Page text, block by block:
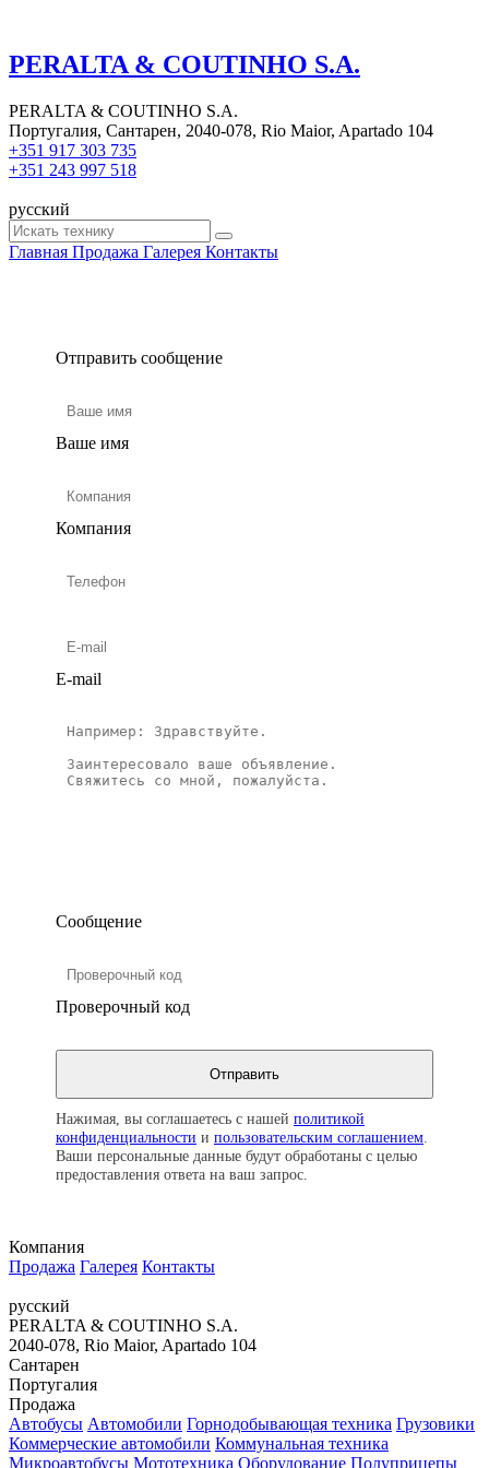
PERALTA & COUTINHO S.A.
PERALTA & COUTINHO S.A.
Португалия, Сантарен, 2040-078, Rio Maior, Apartado 104
+351 917 303 735
+351 243 997 518
русский
Главная Продажа Галерея Контакты
Отправить сообщение
Ваше имя
Компания
E-mail
Сообщение
Проверочный код
Нажимая, вы соглашаетесь с нашей политикой
конфиденциальности и пользовательским соглашением
Ваши персональные данные будут обработаны с целью
предоставления ответа на ваш запрос.
Компания
Продажа Галерея Контакты
русский
PERALTA & COUTINHO S.A.
2040-078, Rio Maior, Apartado 104
Сантарен
Португалия
Продажа
Автобусы Автомобили Горнодобывающая техника Грузовики
Коммерческие автомобили Коммунальная техника
Микроавтобусы Мототехника Оборудование Полуприцепы